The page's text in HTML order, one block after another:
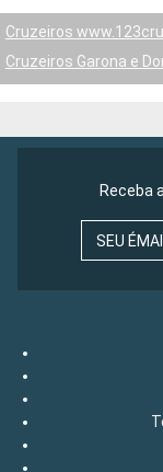
Cruzeiros
Cruzeiros Garona e
Receba
SEU